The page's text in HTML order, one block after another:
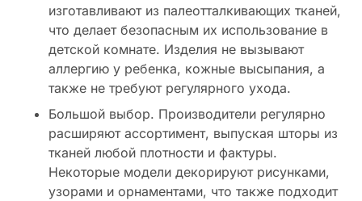
изготавливают из палеотталкивающих тканей,
что делает безопасным их использование в
детской комнате. Изделия не вызывают
аллергию у ребенка, кожные высыпания, а
также не требуют регулярного ухода.
Большой выбор. Производители регулярно
расширяют ассортимент, выпуская шторы из
тканей любой плотности и фактуры.
Некоторые модели декорируют рисунками,
узорами и орнаментами, что также подходит